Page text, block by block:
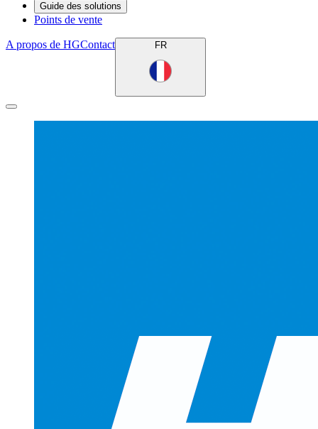
Guide des solutions
Points de vente
A propos de HGContact FR